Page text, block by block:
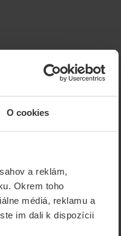
O cookies
a reklám,
Okrem toho
médiá, reklamu a
im dali k dispozícii